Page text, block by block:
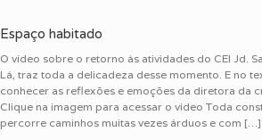
Espaço habitado
O vídeo sobre o retorno às atividades do CEI Jd.
Lá, traz toda a delicadeza desse momento. E no
conhecer as reflexões e emoções da diretora da
Clique na imagem para acessar o vídeo Toda
percorre caminhos muitas vezes árduos e com […]